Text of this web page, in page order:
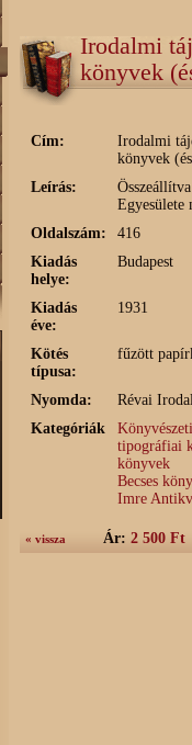
Irodalmi
könyvek
Cím:
Irodalmi
könyvek
Leírás:
Egyesülete
Oldalszám:
416
Kiadás
helye:
Budapest
Kiadás
éve:
1931
Kötés
típusa:
fűzött
Nyomda:
Révai
Kategóriák
tipográfiai
könyvek
Becses
Imre
« vissza Ár: 2 500 Ft